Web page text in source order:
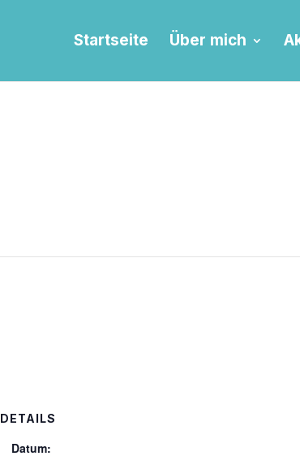
Startseite Über mich
DETAILS
Datum: